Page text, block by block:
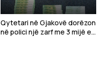
Qytetari në Gjakovë dorëzon
në polici një zarf me 3 mijë e